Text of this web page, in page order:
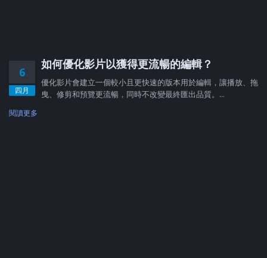
6
四月
如何優化影片以獲得更流暢的編輯？
優化影片會建立一個較小且更快速的版本用於編輯，讓播放、拖
曳、修剪和預覽更流暢，同時不改變最終匯出品質。...
閱讀更多